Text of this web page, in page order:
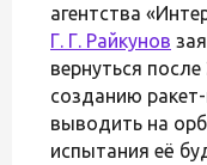
агентства
Г. Г. Райкунов
вернуться
созданию
выводить на
испытания её